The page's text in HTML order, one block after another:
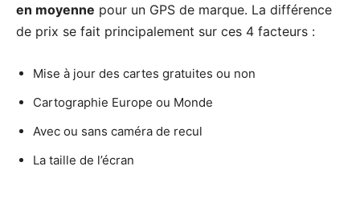
en moyenne pour un GPS de marque. La différence
de prix se fait principalement sur ces 4 facteurs :
Mise à jour des cartes gratuites ou non
Cartographie Europe ou Monde
Avec ou sans caméra de recul
La taille de l’écran